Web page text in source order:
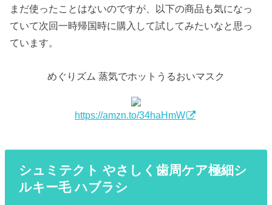
まだ使ったことはないのですが、以下の商品も気になっ
ていて次回一時帰国時に購入して試してみたいなと思っ
ています。
めぐりズム 蒸気でホットうるおいマスク
https://amzn.to/34haHmW
シュミテクト やさしく歯周ケア極細シ
ルキー毛 ハブラシ